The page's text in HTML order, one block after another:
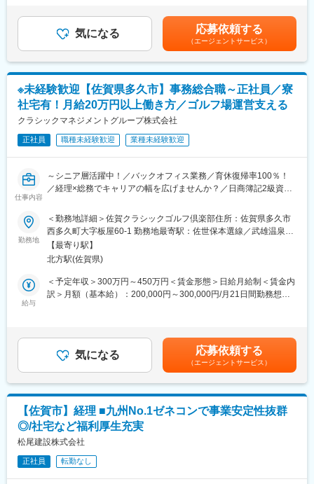
などのポジションを目指すことができ、当社の成長と共に自身の
キャリアを築くことができます。成長性のある事業に携わること
で、やりがいと達成感を感じることができます。
■企業概要：
当社は、「お届けします、新鮮野菜」というミッションのもと、
農作物物流に特化したリーディングカンパニーです。保管技術で
の特許取得や強固なネットワーク構築により、他社には真似でき
ない優位性を持ち、創業から30年でグループ売上高120億円規模
まで成長しました。
■当社の製品について：
当社が製造するばねは大量生産製品ではないため、顧客の要望を
使われるスプリングを製造できる会社は国内では当社含め、10社
しかございません。また、自動車ヘッドライト用製品の世界シェ
アは40％、トナーカートリッジ用製品は市場独占をしており、高
いシェアを誇っています。
■取引先企業：
市光工業(株)、(株)小糸製作所、富士フイルムビジネスイノベーシ
ョン（株）、三井金属アクト(株)、ミネベアミツミ(株)、(株)リコ
ー、Valeo等各業界を代表する大手企業で多く採用されています。
・残業時間：全社平均月約８時間程度
社員のほとんどは定時で退社しており、プライベートとの両立を
実現できる環境です。業務効率を常に改善するよう努めており、
毎月業務フローの見直しを行っております。担当に過度な案件を
務を割り振っております。
・リモート：可
コミュニケーションツールを積極的に導入しています。
■組織構成：
組織人数：5名（管理部全体）
DX化による業務改善により業務時間の削減を目指しています。
担当者が改善、提案しやすい雰囲気であり、入社後は様々な業務
改善や提案をお任せいたします。
変更の範囲：会社の定める業務
の金額であり、選考を通じて上下する可能性があります。月給(月
額)は固定手当を含めた表記です。
気になる 応募依頼する
（エージェントサービス）
※未経験歓迎【佐賀県多久市】事務総合職～正社員／寮
社宅有！月給20万円以上働き方／ゴルフ場運営支える
クラシックマネジメントグループ株式会社
正社員 職種未経験歓迎 業種未経験歓迎
仕事内容
～シニア層活躍中！／バックオフィス業務／育休復帰率100％！
／経理×総務でキャリアの幅を広げませんか？／日商簿記2級資格
■業務内容：
ゴルフ場の運営を支えるバックオフィス業務をお任せします。
経理業務から総務業務まで幅広くお任せします。
■主な仕事内容
【経理業務】
各種経理書類の整理・管理
業務に慣れてきたら決算補助にも挑戦できます！
社内文書作成、備品管理
電話・来客対応
【事務（バックオフィスサポート）】
予約管理システムの入力
データ入力や各種事務作業
その他部門のサポート業務
勤務地
＜勤務地詳細＞佐賀クラシックゴルフ倶楽部住所：佐賀県多久市
西多久町大字板屋60-1 勤務地最寄駅：佐世保本選線／武雄温泉駅
受動喫煙対策：屋内全面禁煙変更の範囲：会社の定める各事業所
【最寄り駅】
北方駅(佐賀県)
給与
＜予定年収＞300万円～450万円＜賃金形態＞日給月給制＜賃金内
訳＞月額（基本給）：200,000円～300,000円/月21日間勤務想定
気になる 応募依頼する
（エージェントサービス）
【佐賀市】経理 ■九州No.1ゼネコンで事業安定性抜群
◎/社宅など福利厚生充実
松尾建設株式会社
正社員 転勤なし